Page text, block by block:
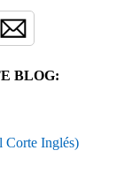
BLOG:
Corte Inglés)